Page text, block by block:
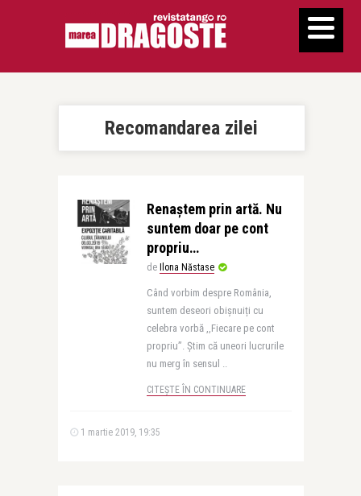
Recomandarea zilei
Renaștem prin artă. Nu
suntem doar pe cont
propriu…
de Ilona Năstase
Când vorbim despre România,
suntem deseori obișnuiți cu
celebra vorbă ,,Fiecare pe cont
propriu”. Știm că uneori lucrurile
nu merg în sensul ..
CITEȘTE ÎN CONTINUARE
1 martie 2019, 19:35